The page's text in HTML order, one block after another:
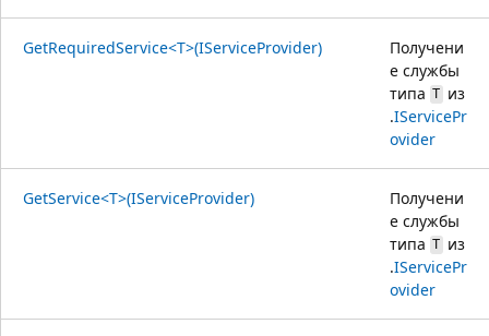
GetRequiredService<T>(IServiceProvider)
Получени
е службы
типа Tиз
.IServicePr
ovider
GetService<T>(IServiceProvider)
Получени
е службы
типа Tиз
.IServicePr
ovider